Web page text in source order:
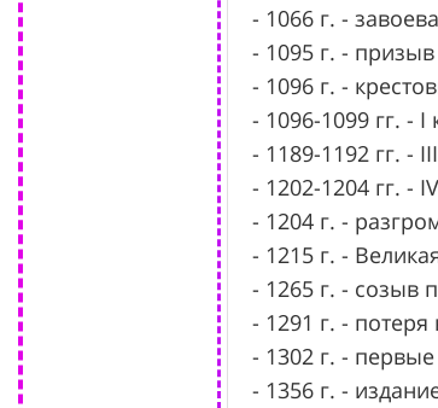
- 1066 г. -
- 1095 г. -
- 1096 г. -
- 1096-1099 гг. -
- 1189-1192 гг. -
- 1202-1204 гг. -
- 1204 г. -
- 1215 г. -
- 1265 г. - созыв
- 1291 г. -
- 1302 г. -
- 1356 г. -